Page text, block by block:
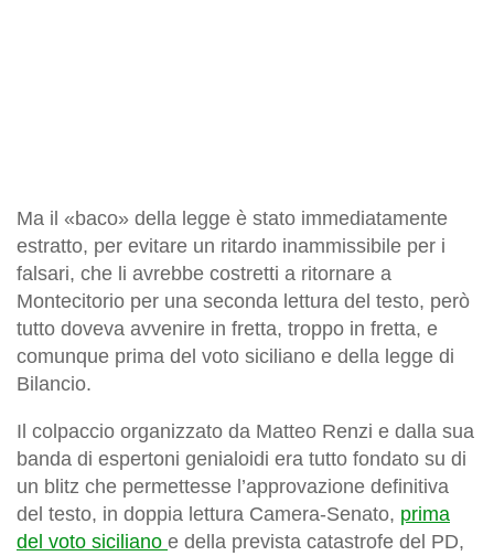
Ma il «baco» della legge è stato immediatamente
estratto, per evitare un ritardo inammissibile per i
falsari, che li avrebbe costretti a ritornare a
Montecitorio per una seconda lettura del testo, però
tutto doveva avvenire in fretta, troppo in fretta, e
comunque prima del voto siciliano e della legge di
Bilancio.
Il colpaccio organizzato da Matteo Renzi e dalla sua
banda di espertoni genialoidi era tutto fondato su di
un blitz che permettesse l’approvazione definitiva
del testo, in doppia lettura Camera-Senato, prima
del voto siciliano e della prevista catastrofe del PD,